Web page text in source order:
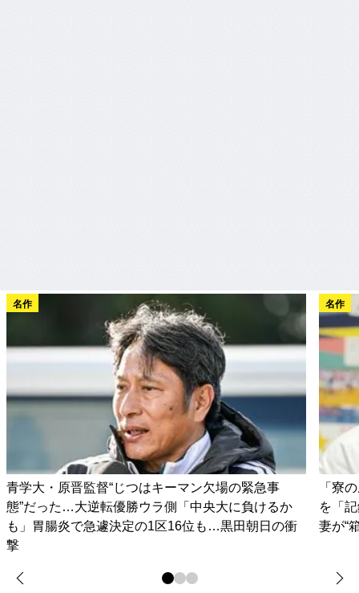
名作
青学大・原晋監督“じつはキーマン欠場の緊急事
態”だった…大逆転優勝ウラ側「中央大に負けるか
も」胃腸炎で急遽決定の1区16位も…黒田朝日の衝
撃
名作
「寮
を「
妻が“